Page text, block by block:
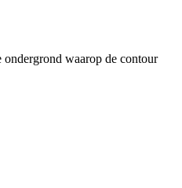
waarop de contour